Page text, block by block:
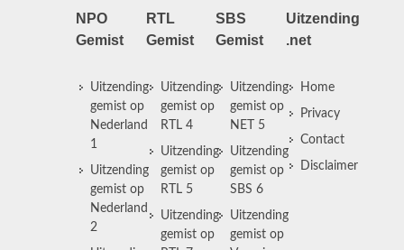
NPO
Gemist
Uitzending
gemist op
Nederland
1
Uitzending
gemist op
Nederland
2
RTL
Gemist
Uitzending
gemist op
RTL 4
Uitzending
gemist op
RTL 5
Uitzending
gemist op
SBS
Gemist
Uitzending
gemist op
NET 5
Uitzending
gemist op
SBS 6
Uitzending
gemist op
Uitzending
.net
Home
Privacy
Contact
Disclaimer